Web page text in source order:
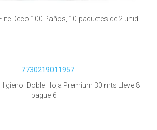
Deco 100 Paños, 10 paquetes de 2 unid.
Doble Hoja Premium 30 mts Lleve 8
pague 6